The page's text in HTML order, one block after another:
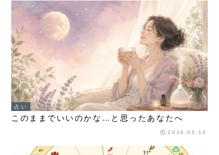
占い
このままでいいのかな…と思ったあなたへ
2026.05.13